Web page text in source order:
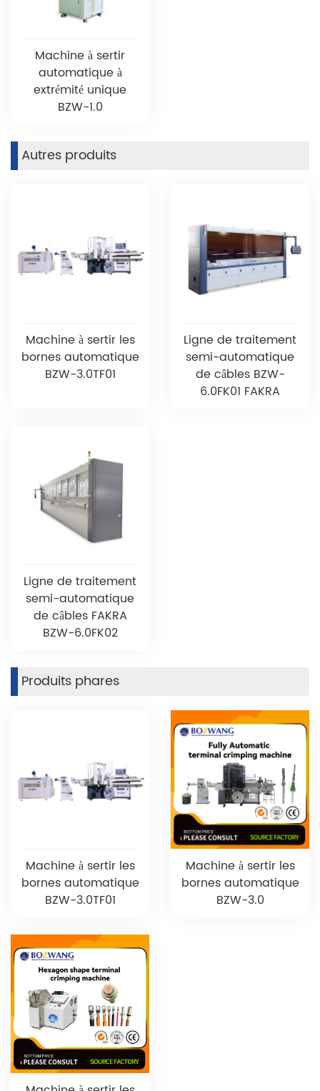
Machine à sertir
automatique à
extrémité unique
BZW-1.0
Autres produits
Machine à sertir les
bornes automatique
BZW-3.0TF01
Ligne de traitement
semi-automatique
de câbles BZW-
6.0FK01 FAKRA
Ligne de traitement
semi-automatique
de câbles FAKRA
BZW-6.0FK02
Produits phares
Machine à sertir les
bornes automatique
BZW-3.0TF01
Machine à sertir les
bornes automatique
BZW-3.0